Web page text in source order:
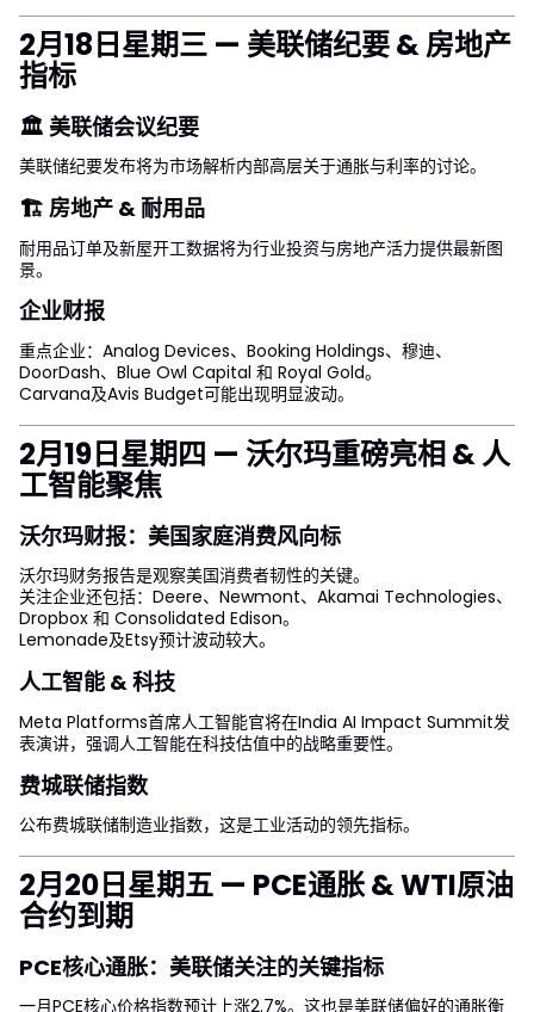
2月18日星期三 — 美联储纪要 & 房地产
指标
🏛 美联储会议纪要
美联储纪要发布将为市场解析内部高层关于通胀与利率的讨论。
🏗 房地产 & 耐用品
耐用品订单及新屋开工数据将为行业投资与房地产活力提供最新图
景。
企业财报
重点企业：Analog Devices、Booking Holdings、穆迪、
DoorDash、Blue Owl Capital 和 Royal Gold。
Carvana及Avis Budget可能出现明显波动。
2月19日星期四 — 沃尔玛重磅亮相 & 人
工智能聚焦
沃尔玛财报：美国家庭消费风向标
沃尔玛财务报告是观察美国消费者韧性的关键。
关注企业还包括：Deere、Newmont、Akamai Technologies、
Dropbox 和 Consolidated Edison。
Lemonade及Etsy预计波动较大。
人工智能 & 科技
Meta Platforms首席人工智能官将在India AI Impact Summit发
表演讲，强调人工智能在科技估值中的战略重要性。
费城联储指数
公布费城联储制造业指数，这是工业活动的领先指标。
2月20日星期五 — PCE通胀 & WTI原油
合约到期
PCE核心通胀：美联储关注的关键指标
一月PCE核心价格指数预计上涨2.7%。这也是美联储偏好的通胀衡